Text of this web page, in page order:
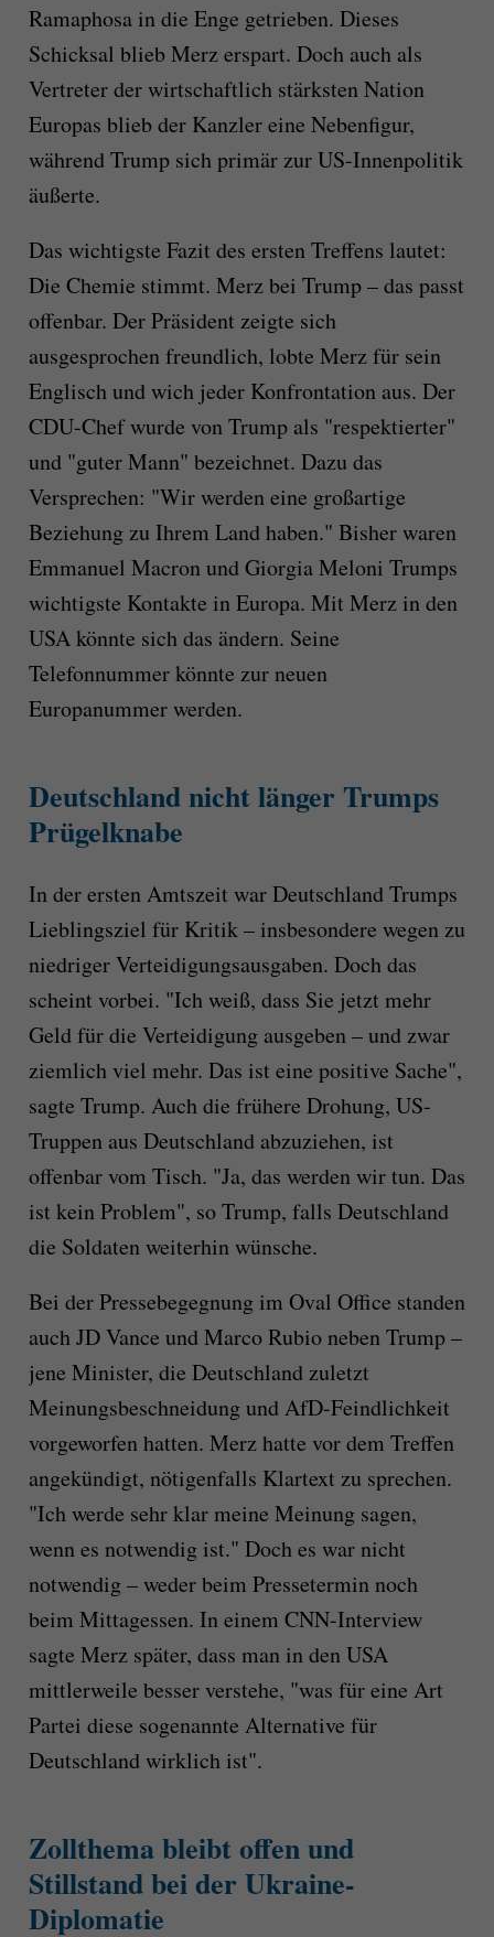
Ramaphosa in die Enge getrieben. Dieses
Schicksal blieb Merz erspart. Doch auch als
Vertreter der wirtschaftlich stärksten Nation
Europas blieb der Kanzler eine Nebenfigur,
während Trump sich primär zur US-Innenpolitik
äußerte.
Das wichtigste Fazit des ersten Treffens lautet:
Die Chemie stimmt. Merz bei Trump – das passt
offenbar. Der Präsident zeigte sich
ausgesprochen freundlich, lobte Merz für sein
Englisch und wich jeder Konfrontation aus. Der
CDU-Chef wurde von Trump als "respektierter"
und "guter Mann" bezeichnet. Dazu das
Versprechen: "Wir werden eine großartige
Beziehung zu Ihrem Land haben." Bisher waren
Emmanuel Macron und Giorgia Meloni Trumps
wichtigste Kontakte in Europa. Mit Merz in den
USA könnte sich das ändern. Seine
Telefonnummer könnte zur neuen
Europanummer werden.
Deutschland nicht länger Trumps
Prügelknabe
In der ersten Amtszeit war Deutschland Trumps
Lieblingsziel für Kritik – insbesondere wegen zu
niedriger Verteidigungsausgaben. Doch das
scheint vorbei. "Ich weiß, dass Sie jetzt mehr
Geld für die Verteidigung ausgeben – und zwar
ziemlich viel mehr. Das ist eine positive Sache",
sagte Trump. Auch die frühere Drohung, US-
Truppen aus Deutschland abzuziehen, ist
offenbar vom Tisch. "Ja, das werden wir tun. Das
ist kein Problem", so Trump, falls Deutschland
die Soldaten weiterhin wünsche.
Bei der Pressebegegnung im Oval Office standen
auch JD Vance und Marco Rubio neben Trump –
jene Minister, die Deutschland zuletzt
Meinungsbeschneidung und AfD-Feindlichkeit
vorgeworfen hatten. Merz hatte vor dem Treffen
angekündigt, nötigenfalls Klartext zu sprechen.
"Ich werde sehr klar meine Meinung sagen,
wenn es notwendig ist." Doch es war nicht
notwendig – weder beim Pressetermin noch
beim Mittagessen. In einem CNN-Interview
sagte Merz später, dass man in den USA
mittlerweile besser verstehe, "was für eine Art
Partei diese sogenannte Alternative für
Deutschland wirklich ist".
Zollthema bleibt offen und
Stillstand bei der Ukraine-
Diplomatie